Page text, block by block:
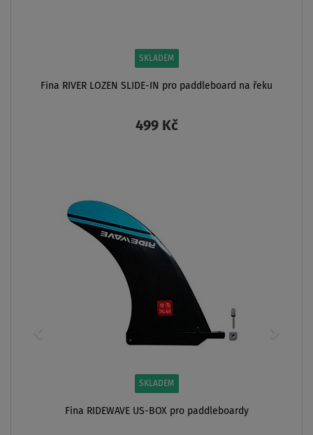
SKLADEM
Fina RIVER LOZEN SLIDE-IN pro paddleboard na řeku
499 Kč
SKLADEM
Fina RIDEWAVE US-BOX pro paddleboardy